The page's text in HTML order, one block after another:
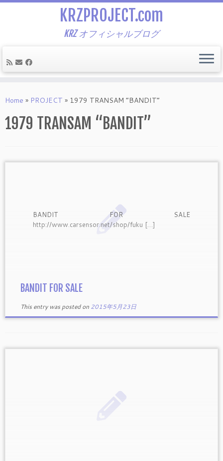
to
KRZPROJECT.com
KRZ オフィシャルブログ
Home » PROJECT » 1979 TRANSAM “BANDIT”
1979 TRANSAM “BANDIT”
BANDIT FOR SALE
http://www.carsensor.net/shop/fuku […]
BANDIT FOR SALE
This entry was posted on 2015年5月23日